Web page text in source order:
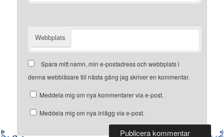
Webbplats
Spara mitt namn, min e-postadress och webbplats i
denna webbläsare till nästa gång jag skriver en kommentar.
Meddela mig om nya kommentarer via e-post.
Meddela mig om nya inlägg via e-post.